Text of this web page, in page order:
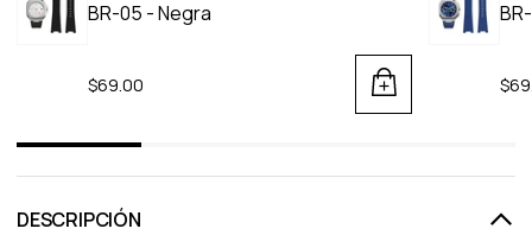
BR-05 - Negra
$69.00
DESCRIPCIÓN